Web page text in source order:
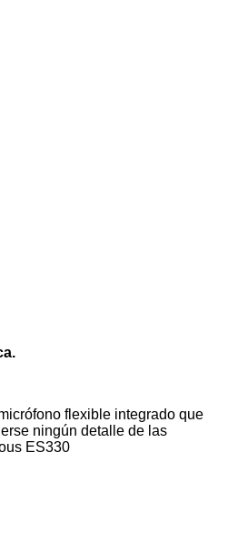
flexible integrado que
ningún detalle de las